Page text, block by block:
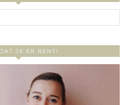
JE ER BENT!